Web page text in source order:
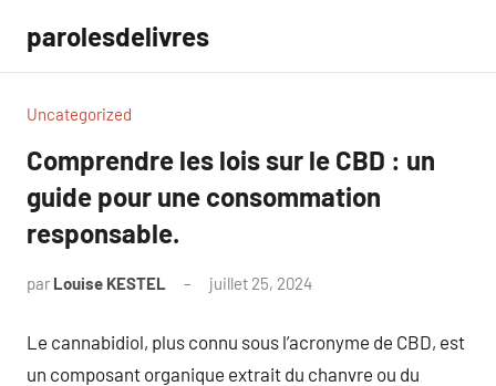
contenu
parolesdelivres
Uncategorized
Comprendre les lois sur le CBD : un
guide pour une consommation
responsable.
par Louise KESTEL juillet 25, 2024
Le cannabidiol, plus connu sous l’acronyme de CBD, est
un composant organique extrait du chanvre ou du